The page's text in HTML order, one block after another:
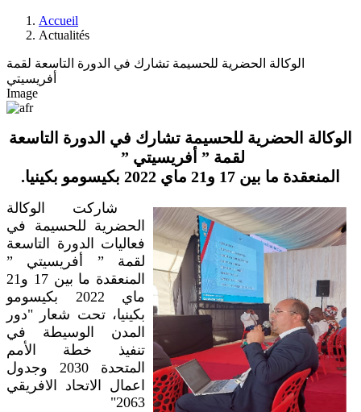
Accueil
Actualités
الوكالة الحضرية للحسيمة تشارك في الدورة التاسعة لقمة
أفريسيتي
Image
الوكالة الحضرية للحسيمة تشارك في الدورة التاسعة
لقمة ” أفريسيتي ”
المنعقدة ما بين 17 و21 ماي 2022 بكيسومو بكينيا.
شاركت الوكالة
الحضرية للحسيمة في
فعاليات الدورة التاسعة
لقمة ” أفريسيتي ”
المنعقدة ما بين 17 و21
ماي 2022 بكيسومو
بكينيا، تحت شعار "دور
المدن الوسيطة في
تنفيذ خطة الأمم
المتحدة 2030 وجدول
اعمال الاتحاد الافريقي
2063"